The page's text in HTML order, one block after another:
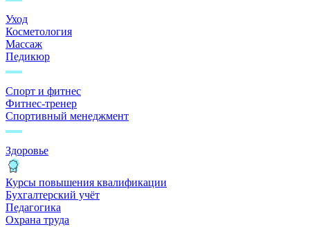
Уход
Косметология
Массаж
Педикюр
Спорт и фитнес
Фитнес-тренер
Спортивный менеджмент
Здоровье
Курсы повышения квалификации
Бухгалтерский учёт
Педагогика
Охрана труда